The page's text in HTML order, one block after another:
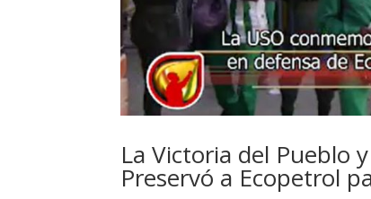
La Victoria del Pueblo
Preservó a Ecopetrol